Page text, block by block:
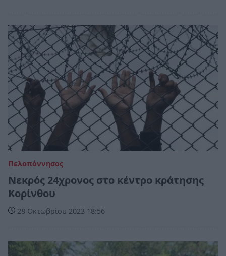
Πελοπόννησος
Νεκρός 24χρονος στο κέντρο κράτησης
Κορίνθου
28 Οκτωβρίου 2023 18:56